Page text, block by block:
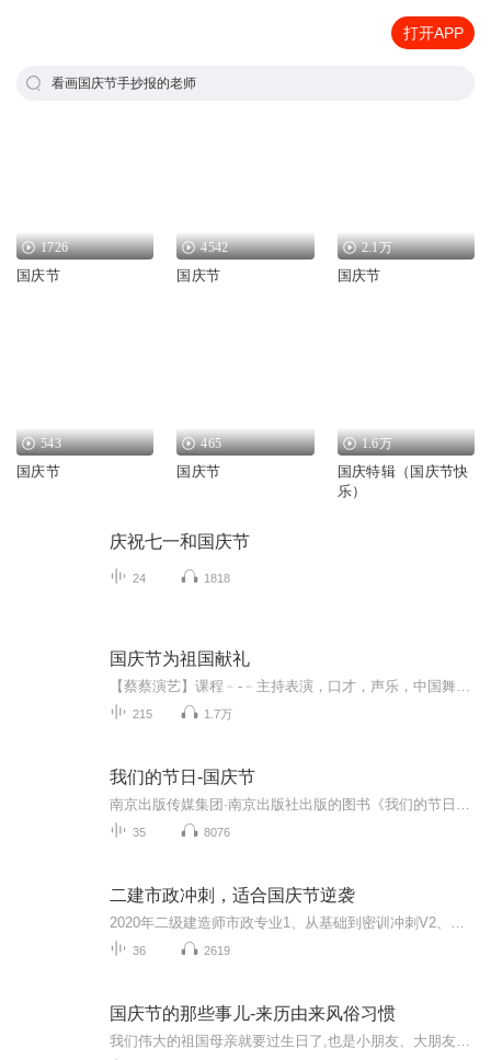
打开APP
看画国庆节手抄报的老师
1726
国庆节
4542
国庆节
2.1万
国庆节
543
国庆节
465
国庆节
1.6万
国庆特辑（国庆节快
乐）
庆祝七一和国庆节
24 1818
国庆节为祖国献礼
215 1.7万
我们的节日-国庆节
35 8076
二建市政冲刺，适合国庆节逆袭
36 2619
国庆节的那些事儿-来历由来风俗习惯